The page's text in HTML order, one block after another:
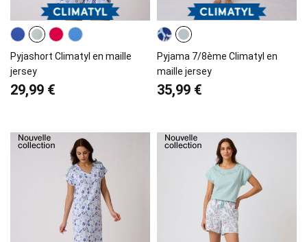
Pyjashort Climatyl en maille
jersey
29,99 €
Pyjama 7/8ème Climatyl en
maille jersey
35,99 €